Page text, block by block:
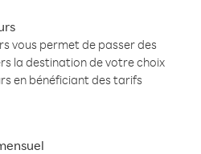
vous permet de passer des
la destination de votre choix
en bénéficiant des tarifs